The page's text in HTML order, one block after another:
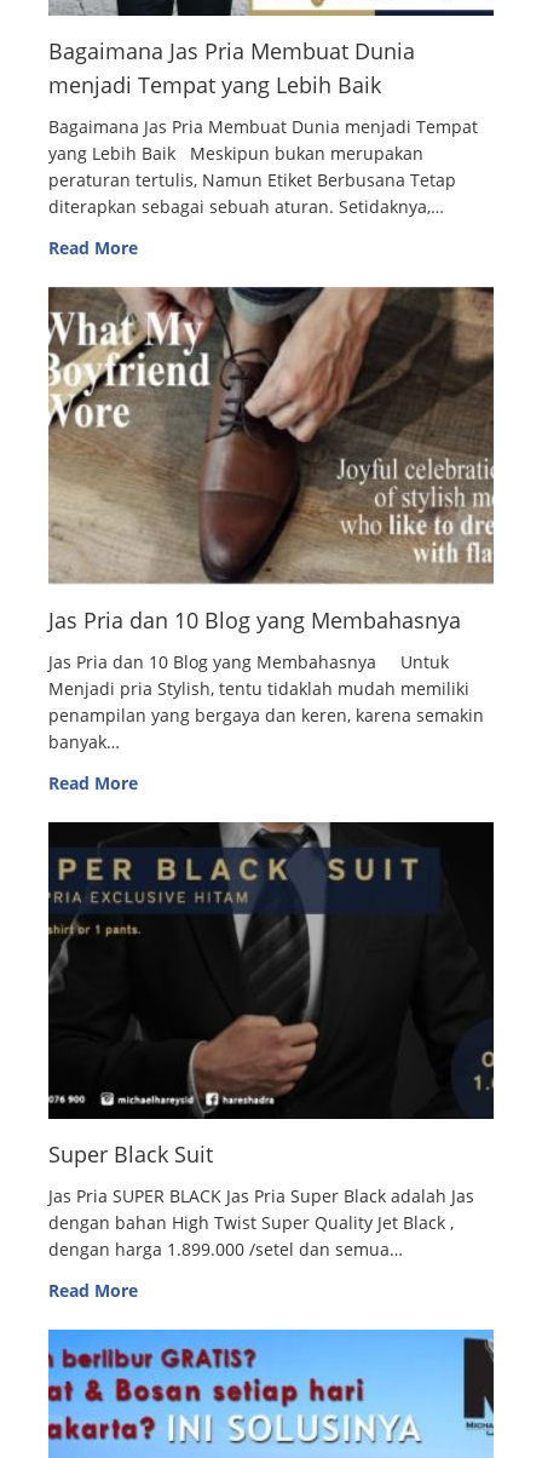
Bagaimana Jas Pria Membuat Dunia
menjadi Tempat yang Lebih Baik
Bagaimana Jas Pria Membuat Dunia menjadi Tempat
yang Lebih Baik Meskipun bukan merupakan
peraturan tertulis, Namun Etiket Berbusana Tetap
diterapkan sebagai sebuah aturan. Setidaknya,…
Read More
Jas Pria dan 10 Blog yang Membahasnya
Jas Pria dan 10 Blog yang Membahasnya Untuk
Menjadi pria Stylish, tentu tidaklah mudah memiliki
penampilan yang bergaya dan keren, karena semakin
banyak…
Read More
Super Black Suit
Jas Pria SUPER BLACK Jas Pria Super Black adalah Jas
dengan bahan High Twist Super Quality Jet Black ,
dengan harga 1.899.000 /setel dan semua…
Read More